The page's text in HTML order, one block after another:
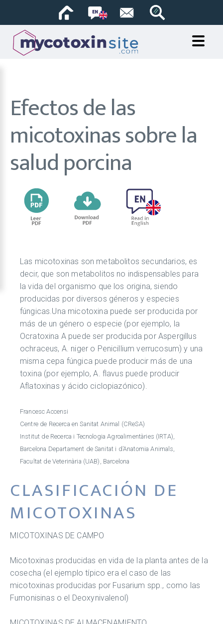
Efectos de las
micotoxinas sobre la
salud porcina
Las micotoxinas son metabolitos secundarios, es
decir, que son metabolitos no indispensables para
la vida del organismo que los origina, siendo
producidas por diversos géneros y especies
fúngicas.Una micotoxina puede ser producida por
más de un género o especie (por ejemplo, la
Ocratoxina A puede ser producida por Aspergillus
ochraceus, A. niger o Penicillium verrucosum) y una
misma cepa fúngica puede producir más de una
toxina (por ejemplo, A. flavus puede producir
Aflatoxinas y ácido ciclopiazónico).
Francesc Accensi
Centre de Recerca en Sanitat Animal (CReSA)
Institut de Recerca i Tecnologia Agroalimentàries (IRTA),
Barcelona.Departament de Sanitat i d’Anatomia Animals,
Facultat de Veterinària (UAB), Barcelona
CLASIFICACIÓN DE
MICOTOXINAS
MICOTOXINAS DE CAMPO
Micotoxinas producidas en vida de la planta antes de la
cosecha (el ejemplo típico era el caso de las
micotoxinas producidas por Fusarium spp., como las
Fumonisinas o el Deoxynivalenol)